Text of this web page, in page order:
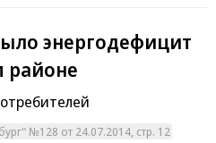
энергодефицит
районе
№128 от 24.07.2014, стр. 12